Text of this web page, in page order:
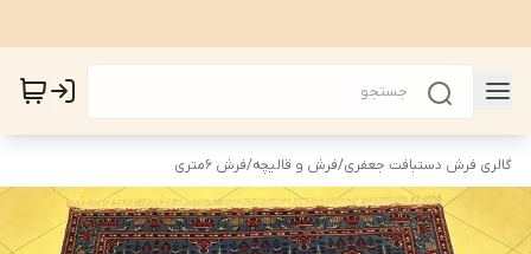
گالری فرش دستبافت جعفری/فرش و قالیچه/فرش 6متری